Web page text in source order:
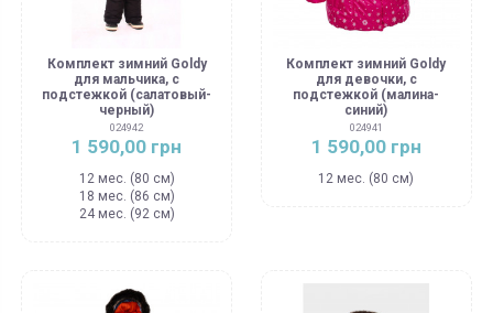
Комплект зимний Goldy
для мальчика, с
подстежкой (салатовый-
черный)
024942
1 590,00 грн
12 мес. (80 см)
18 мес. (86 см)
24 мес. (92 см)
Комплект зимний Goldy
для девочки, с
подстежкой (малина-
синий)
024941
1 590,00 грн
12 мес. (80 см)